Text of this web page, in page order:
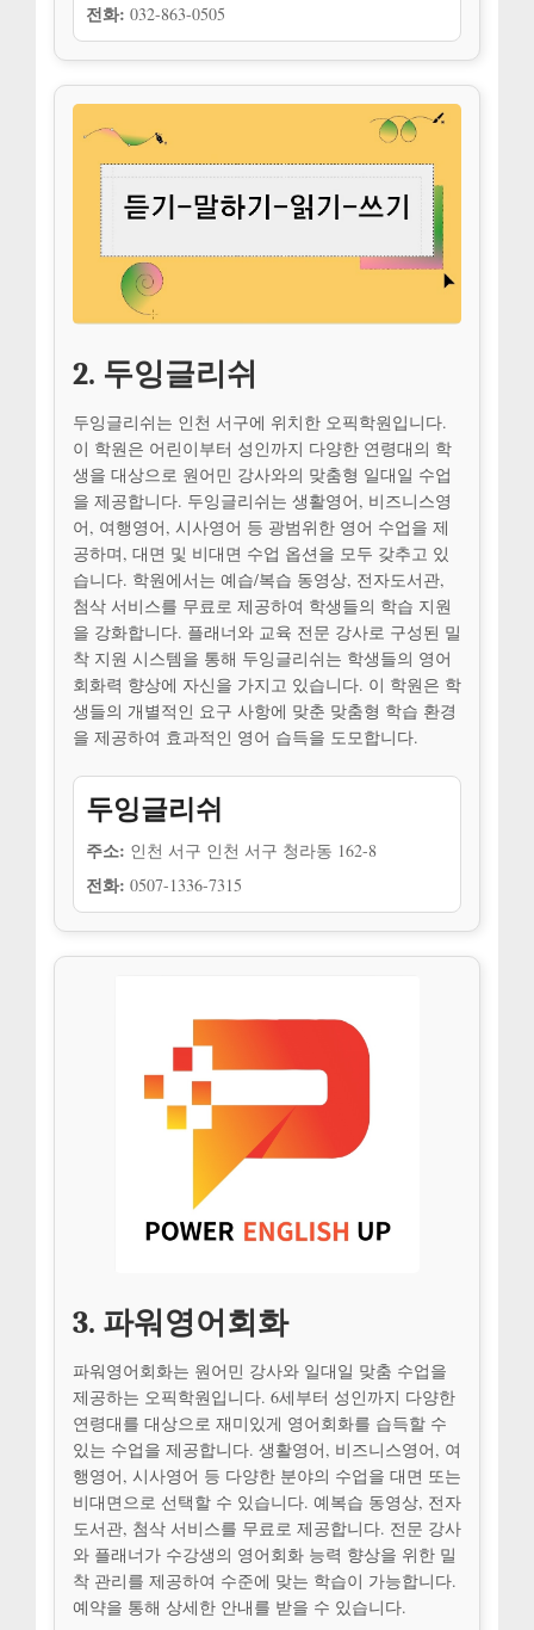
전화: 032-863-0505
2. 두잉글리쉬
두잉글리쉬는 인천 서구에 위치한 오픽학원입니다.
이 학원은 어린이부터 성인까지 다양한 연령대의 학
생을 대상으로 원어민 강사와의 맞춤형 일대일 수업
을 제공합니다. 두잉글리쉬는 생활영어, 비즈니스영
어, 여행영어, 시사영어 등 광범위한 영어 수업을 제
공하며, 대면 및 비대면 수업 옵션을 모두 갖추고 있
습니다. 학원에서는 예습/복습 동영상, 전자도서관,
첨삭 서비스를 무료로 제공하여 학생들의 학습 지원
을 강화합니다. 플래너와 교육 전문 강사로 구성된 밀
착 지원 시스템을 통해 두잉글리쉬는 학생들의 영어
회화력 향상에 자신을 가지고 있습니다. 이 학원은 학
생들의 개별적인 요구 사항에 맞춘 맞춤형 학습 환경
을 제공하여 효과적인 영어 습득을 도모합니다.
두잉글리쉬
주소: 인천 서구 인천 서구 청라동 162-8
전화: 0507-1336-7315
3. 파워영어회화
파워영어회화는 원어민 강사와 일대일 맞춤 수업을
제공하는 오픽학원입니다. 6세부터 성인까지 다양한
연령대를 대상으로 재미있게 영어회화를 습득할 수
있는 수업을 제공합니다. 생활영어, 비즈니스영어, 여
행영어, 시사영어 등 다양한 분야의 수업을 대면 또는
비대면으로 선택할 수 있습니다. 예복습 동영상, 전자
도서관, 첨삭 서비스를 무료로 제공합니다. 전문 강사
와 플래너가 수강생의 영어회화 능력 향상을 위한 밀
착 관리를 제공하여 수준에 맞는 학습이 가능합니다.
예약을 통해 상세한 안내를 받을 수 있습니다.